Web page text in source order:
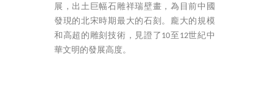
展，出土巨幅石雕祥瑞壁畫，為目前中國
發現的北宋時期最大的石刻。龐大的規模
和高超的雕刻技術，見證了10至12世紀中
華文明的發展高度。